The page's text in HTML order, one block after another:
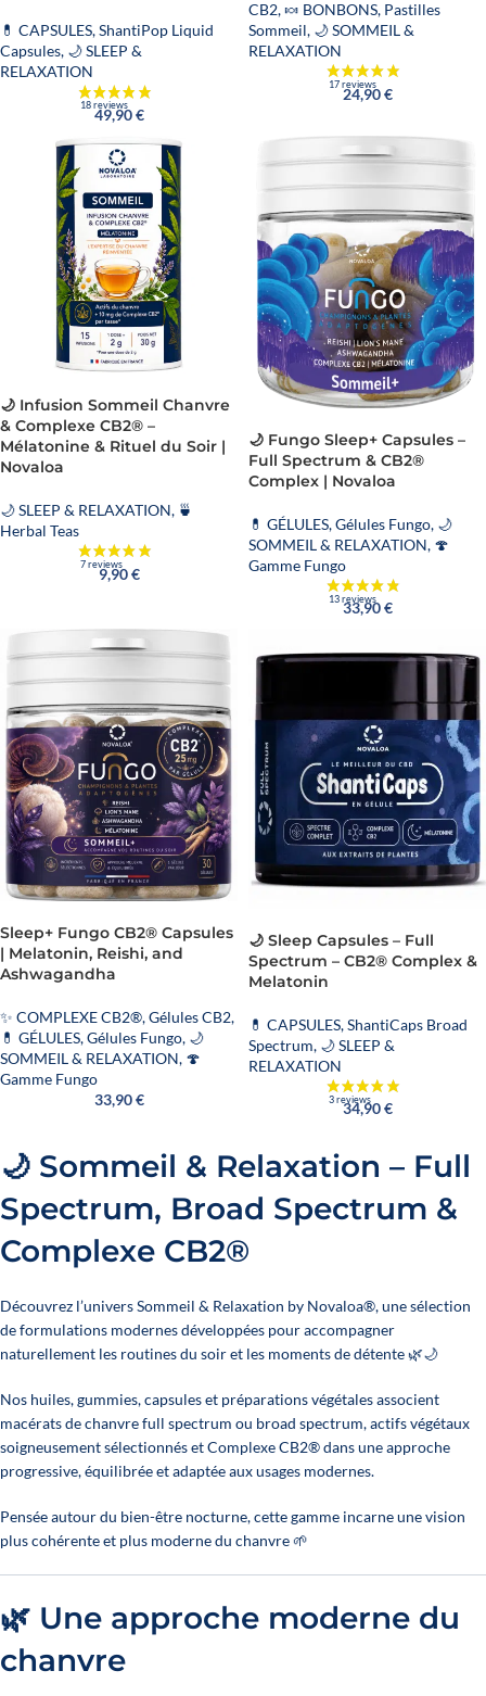
💊 CAPSULES,ShantiPop Liquid
Capsules, 🌙 SLEEP &
RELAXATION
18 reviews
49,90€
CB2,🍬 BONBONS, Pastilles
Sommeil, 🌙 SOMMEIL &
RELAXATION
24,90€
🌙 Infusion Sommeil Chanvre
& Complexe CB2® –
Mélatonine & Rituel du Soir |
Novaloa
🌙 SLEEP & RELAXATION, 🍵
Herbal Teas
9,90€
🌙 Fungo Sleep+ Capsules –
Full Spectrum & CB2®
Complex | Novaloa
💊 GÉLULES,Gélules Fungo, 🌙
SOMMEIL & RELAXATION, 🍄
Gamme Fungo
33,90€
Sleep+ Fungo CB2® Capsules
| Melatonin, Reishi, and
Ashwagandha
✨ COMPLEXE CB2®,Gélules CB2,
💊 GÉLULES,Gélules Fungo, 🌙
SOMMEIL & RELAXATION, 🍄
Gamme Fungo
33,90€
🌙 Sleep Capsules – Full
Spectrum – CB2® Complex &
Melatonin
💊 CAPSULES,ShantiCaps Broad
Spectrum, 🌙 SLEEP &
RELAXATION
34,90€
🌙 Sommeil & Relaxation – Full
Spectrum, Broad Spectrum &
Complexe CB2®
Découvrez l’univers Sommeil & Relaxation by Novaloa®, une sélection
de formulations modernes développées pour accompagner
naturellement les routines du soir et les moments de détente 🌿🌙
Nos huiles, gummies, capsules et préparations végétales associent
macérats de chanvre full spectrum ou broad spectrum, actifs végétaux
soigneusement sélectionnés et Complexe CB2® dans une approche
progressive, équilibrée et adaptée aux usages modernes.
Pensée autour du bien-être nocturne, cette gamme incarne une vision
plus cohérente et plus moderne du chanvre 🌱
🌿 Une approche moderne du
chanvre